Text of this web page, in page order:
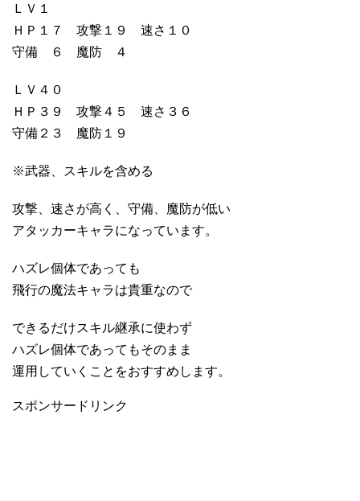
ＬＶ１
ＨＰ１７ 攻撃１９ 速さ１０
守備 ６ 魔防 ４
ＬＶ４０
ＨＰ３９ 攻撃４５ 速さ３６
守備２３ 魔防１９
※武器、スキルを含める
攻撃、速さが高く、守備、魔防が低い
アタッカーキャラになっています。
ハズレ個体であっても
飛行の魔法キャラは貴重なので
できるだけスキル継承に使わず
ハズレ個体であってもそのまま
運用していくことをおすすめします。
スポンサードリンク